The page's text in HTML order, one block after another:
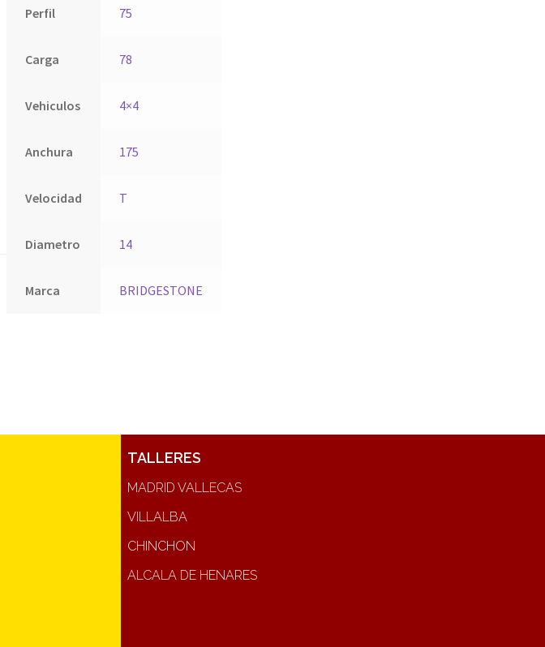
Perfil 75
Carga 78
Vehiculos 4×4
Anchura 175
Velocidad T
Diametro 14
Marca BRIDGESTONE
TALLERES
MADRID VALLECAS
VILLALBA
CHINCHON
ALCALA DE HENARES